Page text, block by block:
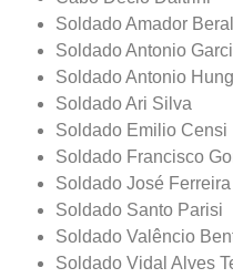
Soldado Amador
Soldado Antonio
Soldado Antonio
Soldado Ari Silva
Soldado Emilio Censi
Soldado Francisco
Soldado José
Soldado Santo Parisi
Soldado Valêncio
Soldado Vidal Alves